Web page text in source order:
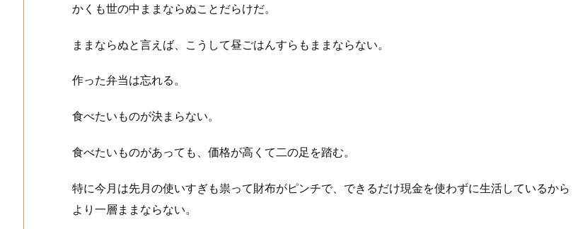
かくも世の中ままならぬことだらけだ。
ままならぬと言えば、こうして昼ごはんすらもままならない。
作った弁当は忘れる。
食べたいものが決まらない。
食べたいものがあっても、価格が高くて二の足を踏む。
特に今月は先月の使いすぎも祟って財布がピンチで、できるだけ現金を使わずに生活しているから
より一層ままならない。